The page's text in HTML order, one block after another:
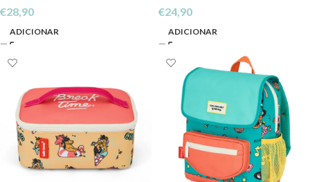
€28,90
ADICIONAR
€24,90
ADICIONAR